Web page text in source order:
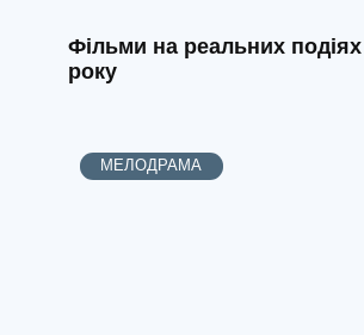
Фільми на реальних подіях
року
МЕЛОДРАМА